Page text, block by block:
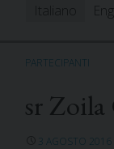
Italiano
PARTECIPANTI
sr Zoila
3 AGOSTO 2016